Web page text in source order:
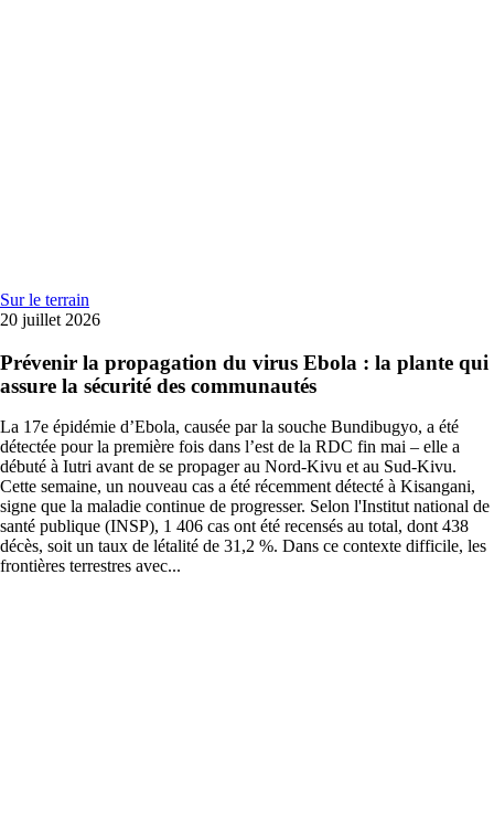
Sur le terrain
20 juillet 2026
Prévenir la propagation du virus Ebola : la plante qui
assure la sécurité des communautés
La 17e épidémie d’Ebola, causée par la souche Bundibugyo, a été
détectée pour la première fois dans l’est de la RDC fin mai – elle a
débuté à Iutri avant de se propager au Nord-Kivu et au Sud-Kivu.
Cette semaine, un nouveau cas a été récemment détecté à Kisangani,
signe que la maladie continue de progresser. Selon l'Institut national de
santé publique (INSP), 1 406 cas ont été recensés au total, dont 438
décès, soit un taux de létalité de 31,2 %. Dans ce contexte difficile, les
frontières terrestres avec...